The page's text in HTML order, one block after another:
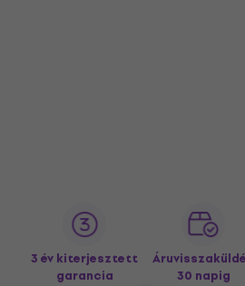
3 év kiterjesztett
garancia
30 napig